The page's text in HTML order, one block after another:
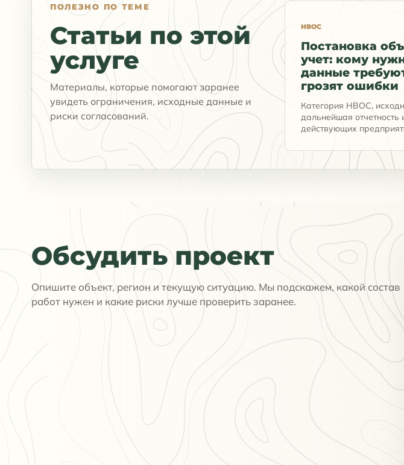
ПОЛЕЗНО ПО ТЕМЕ
Статьи по этой
услуге
Материалы, которые помогают заранее
увидеть ограничения, исходные данные и
риски согласований.
НВОС
Постановка
учет: кому
данные
грозят ошибки
Категория НВОС,
дальнейшая отчетность
действующих
Обсудить проект
Опишите объект, регион и текущую ситуацию. Мы подскажем, какой состав
работ нужен и какие риски лучше проверить заранее.